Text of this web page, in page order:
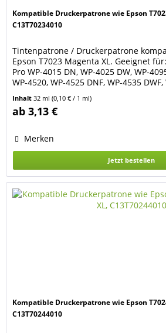
Kompatible Druckerpatrone wie Epson
C13T70234010
Tintenpatrone / Druckerpatrone
Epson T7023 Magenta XL. Geeignet
Pro WP-4015 DN, WP-4025 DW, WP-
WP-4520, WP-4525 DNF, WP-4535 DWF,
Die Patrone hat einen neuen Chip und
Tintenfüllstand an. Ersetzt Original
Inhalt32 ml(0,10 € / 1 ml)
ab 3,13 €
Merken
Jetzt bestellen
Kompatible Druckerpatrone wie Epson
C13T70244010